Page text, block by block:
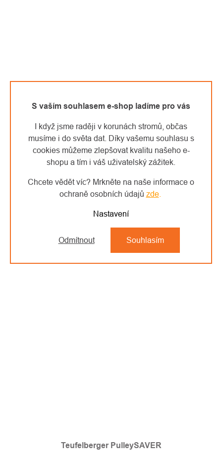
S vaším souhlasem e-shop ladíme pro vás
I když jsme raději v korunách stromů, občas
musíme i do světa dat. Díky vašemu souhlasu s
cookies můžeme zlepšovat kvalitu našeho e-
shopu a tím i váš uživatelský zážitek.
Chcete vědět víc? Mrkněte na naše informace o
ochraně osobních údajů zde.
Nastavení
Odmítnout Souhlasím
Teufelberger PulleySAVER
Teufelberger PulleySAVER